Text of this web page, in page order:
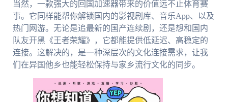
当然，一款强大的回国加速器带来的价值远不止体育赛
事。它同样能帮你解锁国内的影视剧库、音乐App、以及
热门网游。无论是追最新的国产连续剧，还是想和国内
队友开黑《王者荣耀》，它都能提供低延迟、高稳定的
连接。这解决的，是一种深层次的文化连接需求，让我
们在异国他乡也能轻松保持与家乡流行文化的同步。